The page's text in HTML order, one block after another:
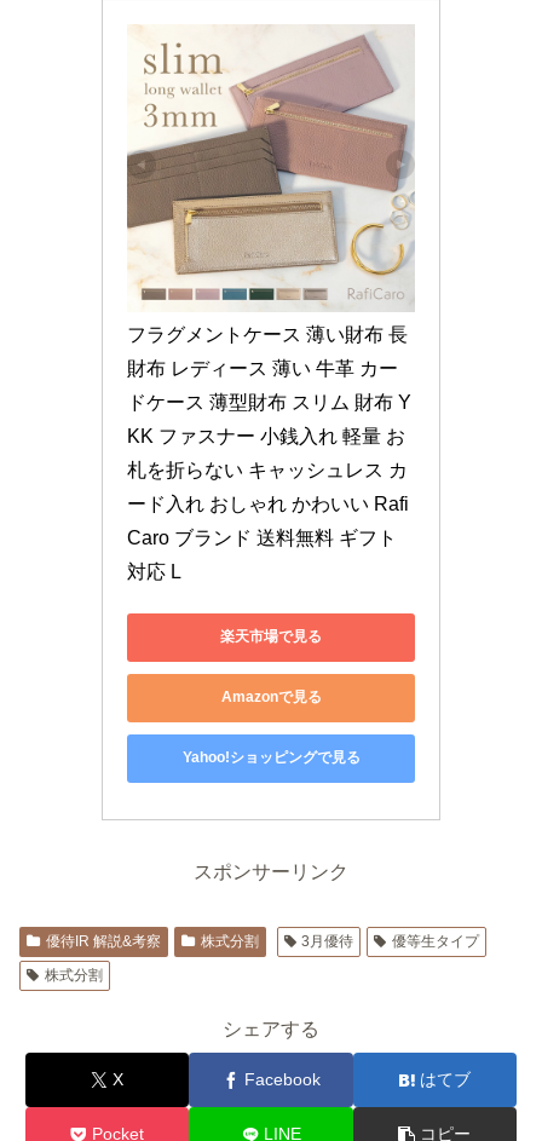
フラグメントケース 薄い財布 長
財布 レディース 薄い 牛革 カー
ドケース 薄型財布 スリム 財布 Y
KK ファスナー 小銭入れ 軽量 お
札を折らない キャッシュレス カ
ード入れ おしゃれ かわいい Rafi
Caro ブランド 送料無料 ギフト
対応 L
楽天市場で見る
Amazonで見る
Yahoo!ショッピングで見る
スポンサーリンク
優待IR 解説&考察 株式分割 3月優待
優等生タイプ
株式分割
シェアする
X Facebook はてブ
Pocket LINE コピー